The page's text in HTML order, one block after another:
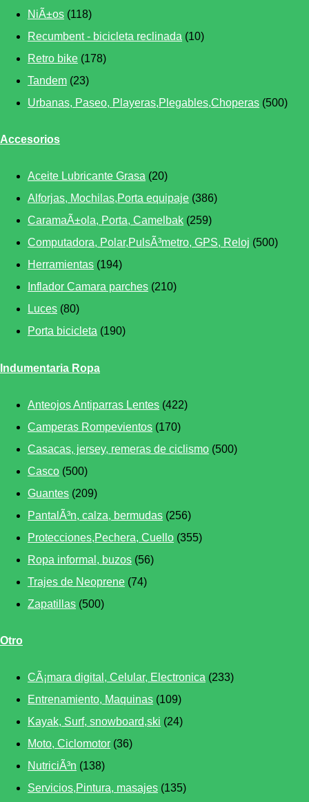
NiÃ±os (118)
Recumbent - bicicleta reclinada (10)
Retro bike (178)
Tandem (23)
Urbanas, Paseo, Playeras,Plegables,Choperas (500)
Accesorios
Aceite Lubricante Grasa (20)
Alforjas, Mochilas,Porta equipaje (386)
CaramaÃ±ola, Porta, Camelbak (259)
Computadora, Polar,PulsÃ³metro, GPS, Reloj (500)
Herramientas (194)
Inflador Camara parches (210)
Luces (80)
Porta bicicleta (190)
Indumentaria Ropa
Anteojos Antiparras Lentes (422)
Camperas Rompevientos (170)
Casacas, jersey, remeras de ciclismo (500)
Casco (500)
Guantes (209)
PantalÃ³n, calza, bermudas (256)
Protecciones,Pechera, Cuello (355)
Ropa informal, buzos (56)
Trajes de Neoprene (74)
Zapatillas (500)
Otro
CÃ¡mara digital, Celular, Electronica (233)
Entrenamiento, Maquinas (109)
Kayak, Surf, snowboard,ski (24)
Moto, Ciclomotor (36)
NutriciÃ³n (138)
Servicios,Pintura, masajes (135)